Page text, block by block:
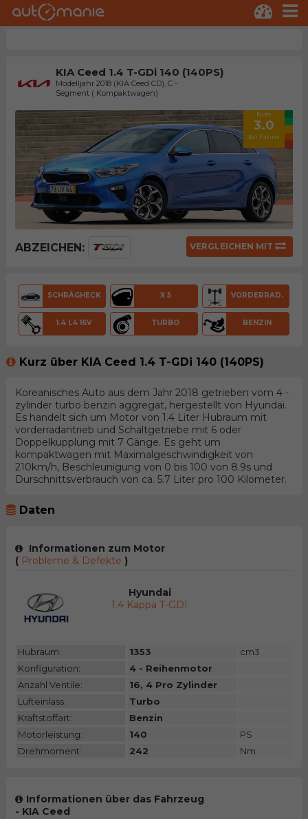
KIA Ceed 1.4 T-GDi 140 (140PS)
Modelljahr 2018 (KIA Ceed CD), C -
Segment ( Kompaktwagen)
Note
3.0
der Fahrer
ABZEICHEN: VERGLEICHEN MIT
SCHRÄGHECK X 5 VORDERRAD.
1.4 L4 16V TURBO BENZIN
Kurz über KIA Ceed 1.4 T-GDi 140 (140PS)
Koreanisches Auto aus dem Jahr 2018 getrieben vom 4 -
zylinder turbo benzin aggregat, hergestellt von Hyundai.
Es handelt sich um Motor von 1.4 Liter Hubraum mit
vorderradantrieb und Schaltgetriebe mit 6 oder
Doppelkupplung mit 7 Gänge. Es geht um
kompaktwagen mit Maximalgeschwindigkeit von
210km/h, Beschleunigung von 0 bis 100 von 8.9s und
Durschnittsverbrauch von ca. 5.7 Liter pro 100 Kilometer.
Daten
Informationen zum Motor
(Probleme & Defekte )
Hyundai
1.4 Kappa T-GDI
Hubraum: 1353
cm3
Konfiguration:
4 - Reihenmotor
Anzahl Ventile:
16, 4 Pro Zylinder
Lufteinlass:
Turbo
Kraftstoffart:
Benzin
Motorleistung:
140
PS
Drehmoment:
242 Nm
Informationen über das Fahrzeug
- KIA Ceed